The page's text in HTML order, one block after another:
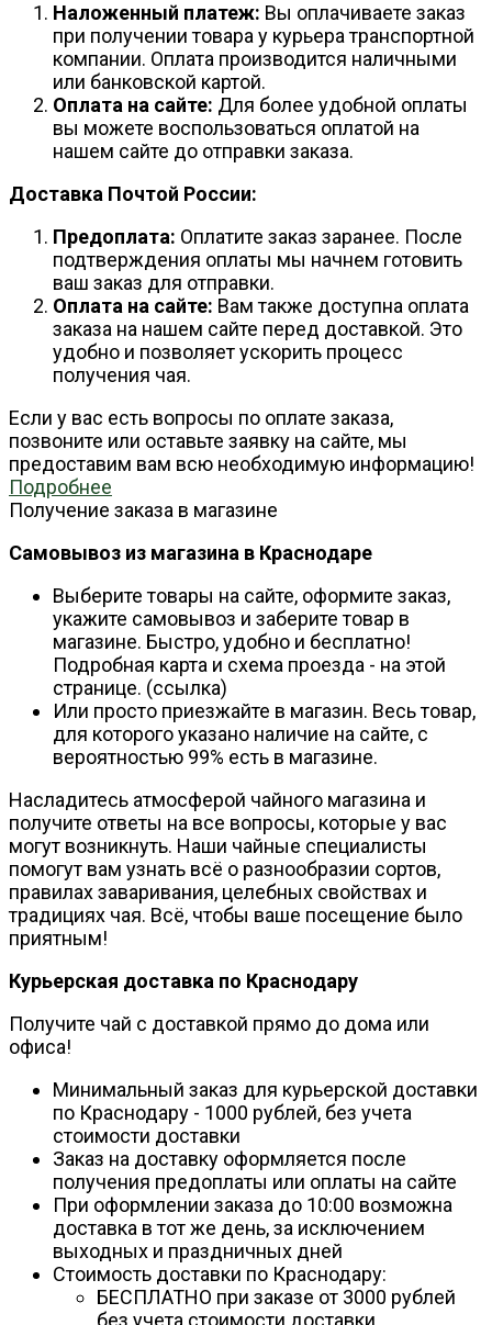
Наложенный платеж: Вы оплачиваете заказ
при получении товара у курьера транспортной
компании. Оплата производится наличными
или банковской картой.
Оплата на сайте: Для более удобной оплаты
вы можете воспользоваться оплатой на
нашем сайте до отправки заказа.
Доставка Почтой России:
Предоплата: Оплатите заказ заранее. После
подтверждения оплаты мы начнем готовить
ваш заказ для отправки.
Оплата на сайте: Вам также доступна оплата
заказа на нашем сайте перед доставкой. Это
удобно и позволяет ускорить процесс
получения чая.
Если у вас есть вопросы по оплате заказа,
позвоните или оставьте заявку на сайте, мы
предоставим вам всю необходимую информацию!
Подробнее
Получение заказа в магазине
Самовывоз из магазина в Краснодаре
Выберите товары на сайте, оформите заказ,
укажите самовывоз и заберите товар в
магазине. Быстро, удобно и бесплатно!
Подробная карта и схема проезда - на этой
странице. (ссылка)
Или просто приезжайте в магазин. Весь товар,
для которого указано наличие на сайте, с
вероятностью 99% есть в магазине.
Насладитесь атмосферой чайного магазина и
получите ответы на все вопросы, которые у вас
могут возникнуть. Наши чайные специалисты
помогут вам узнать всё о разнообразии сортов,
правилах заваривания, целебных свойствах и
традициях чая. Всё, чтобы ваше посещение было
приятным!
Курьерская доставка по Краснодару
Получите чай с доставкой прямо до дома или
офиса!
Минимальный заказ для курьерской доставки
по Краснодару - 1000 рублей, без учета
стоимости доставки
Заказ на доставку оформляется после
получения предоплаты или оплаты на сайте
При оформлении заказа до 10:00 возможна
доставка в тот же день, за исключением
выходных и праздничных дней
Стоимость доставки по Краснодару:
БЕСПЛАТНО при заказе от 3000 рублей
без учета стоимости доставки